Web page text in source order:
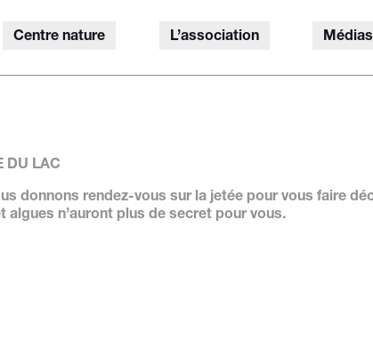
Centre nature L’association Médias
DU LAC
donnons rendez-vous sur la jetée pour vous faire
n’auront plus de secret pour vous.